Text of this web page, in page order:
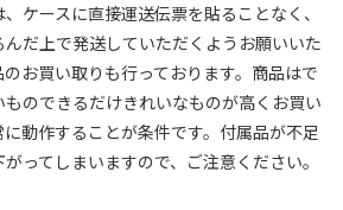
ケースに直接運送伝票を貼ることなく、
だ上で発送していただくようお願いいた
お買い取りも行っております。商品はで
のできるだけきれいなものが高くお買い
動作することが条件です。付属品が不足
ってしまいますので、ご注意ください。